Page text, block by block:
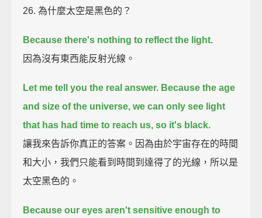
26. 為什麼太空是黑色的？
Because there's nothing to reflect the light.
因為沒有東西能反射光線。
Let me tell you the real answer. Because the age
and size of the universe, we can only see light
that has had time to reach us, so it's black.
讓我來告訴你真正的答案。因為由於宇宙存在的時間
和大小，我們只能看到時間到達得了的光線，所以是
太空黑色的。
Because our eyes aren't sensitive enough to